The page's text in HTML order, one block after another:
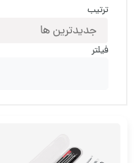
ترتیب
فیلتر